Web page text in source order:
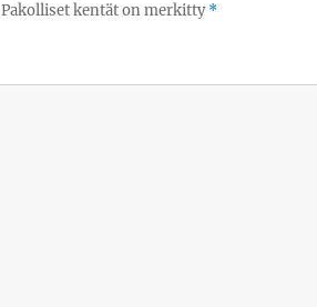
Pakolliset kentät on merkitty*